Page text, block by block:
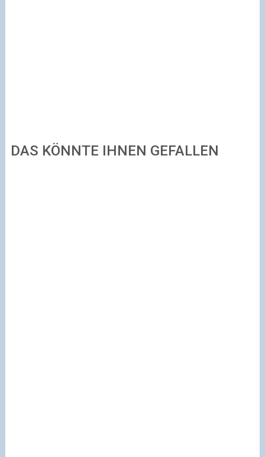
DAS KÖNNTE IHNEN GEFALLEN